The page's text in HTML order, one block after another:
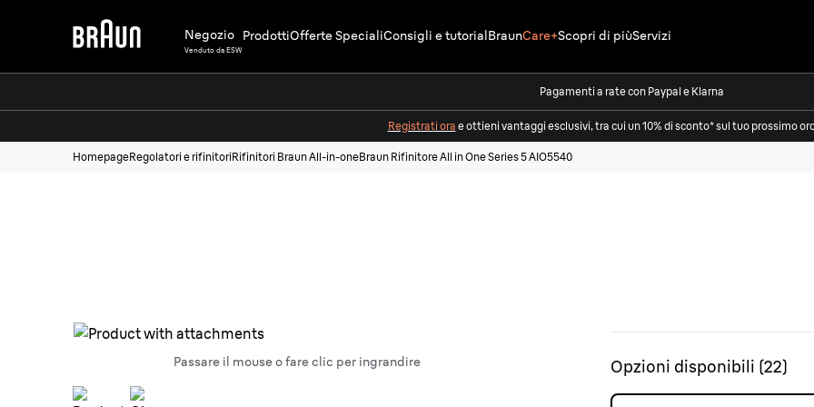
Negozio
Venduto da ESW
ProdottiOfferte SpecialiConsigli e tutorialBraunCare+Scopri di piùServizi
Pagamenti a rate con Paypal e Klarna
Registrati ora e ottieni vantaggi esclusivi, tra cui un 10% di sconto* sul tuo prossimo
HomepageRegolatori e rifinitoriRifinitori Braun All-in-oneBraun Rifinitore All in One Series 5 AIO5540
Passare il mouse o fare clic per ingrandire Opzioni disponibili (22)